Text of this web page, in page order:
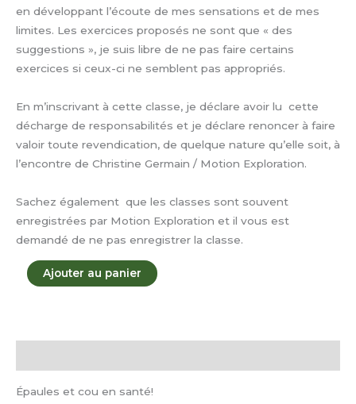
en développant l’écoute de mes sensations et de mes
limites. Les exercices proposés ne sont que « des
suggestions », je suis libre de ne pas faire certains
exercices si ceux-ci ne semblent pas appropriés.
En m’inscrivant à cette classe, je déclare avoir lu cette
décharge de responsabilités et je déclare renoncer à faire
valoir toute revendication, de quelque nature qu’elle soit, à
l’encontre de Christine Germain / Motion Exploration.
Sachez également que les classes sont souvent
enregistrées par Motion Exploration et il vous est
demandé de ne pas enregistrer la classe.
Ajouter au panier
Épaules et cou en santé!